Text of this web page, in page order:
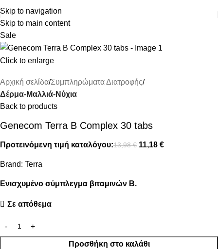
Skip to navigation
Skip to main content
ΔΩΡΕΑΝ ΜΕΤΑΦΟΡΙΚΑ ΑΝΩ ΤΩΝ 45€
Sale
Click to enlarge
Αρχική σελίδα Συμπληρώματα Διατροφής
Δέρμα-Μαλλιά-Νύχια
Back to products
Genecom Terra B Complex 30 tabs
Προτεινόμενη τιμή καταλόγου:13,98€ 11,18 €
Brand: Terra
Ενισχυμένο σύμπλεγμα βιταμινών Β.
Σε απόθεμα
Προσθήκη στο καλάθι